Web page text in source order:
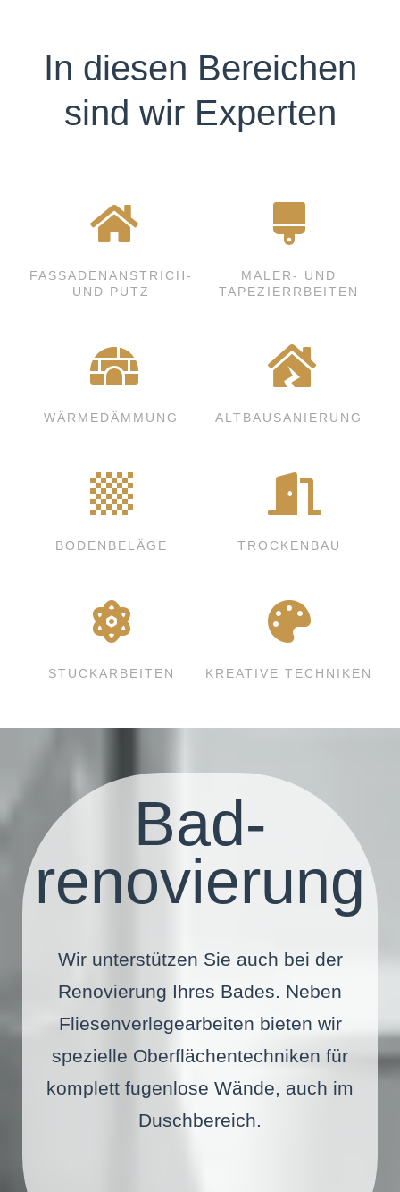
In diesen Bereichen
sind wir Experten
FASSADENANSTRICH-
UND PUTZ
MALER- UND
TAPEZIERRBEITEN
WÄRMEDÄMMUNG ALTBAUSANIERUNG
BODENBELÄGE TROCKENBAU
STUCKARBEITEN KREATIVE TECHNIKEN
Bad­
renovierung
Wir unterstützen Sie auch bei der
Renovierung Ihres Bades. Neben
Fliesenverlegearbeiten bieten wir
spezielle Oberflächentechniken für
komplett fugenlose Wände, auch im
Duschbereich.